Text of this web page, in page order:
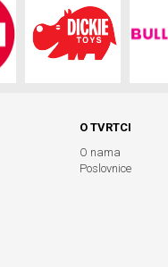
O TVRTCI
O nama
Poslovnice